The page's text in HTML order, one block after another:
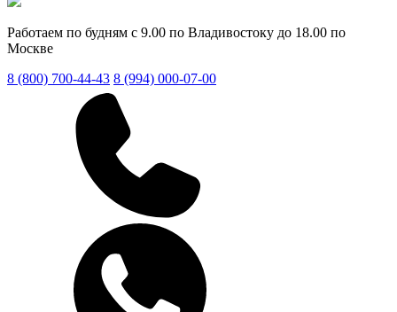
Работаем по будням с 9.00 по Владивостоку до 18.00 по
Москве
8 (800) 700-44-43 8 (994) 000-07-00